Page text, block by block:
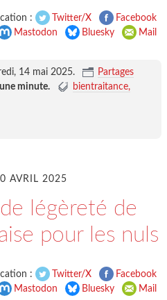
: Twitter/X
Facebook
Mastodon Bluesky Mail
14 mai 2025.
Partages
minute.
bientraitance
AVRIL 2025
de légèreté de
pour les nuls
: Twitter/X
Facebook
Mastodon Bluesky Mail